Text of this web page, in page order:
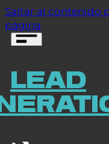
Saltar al contenido
página
CONTACTAR
LEAD